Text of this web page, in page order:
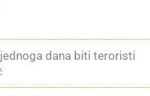
dana biti teroristi